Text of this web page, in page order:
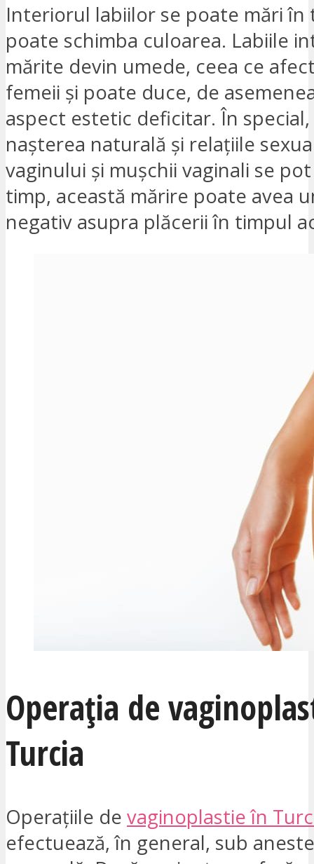
Interiorul labiilor se poate mări în
poate schimba culoarea. Labiile
mărite devin umede, ceea ce
femeii și poate duce, de
aspect estetic deficitar. În
nașterea naturală și relațiile
vaginului și mușchii vaginali se
timp, această mărire poate avea
negativ asupra plăcerii în timpul
Operația de
Turcia
Operațiile de vaginoplastie în
efectuează, în general, sub